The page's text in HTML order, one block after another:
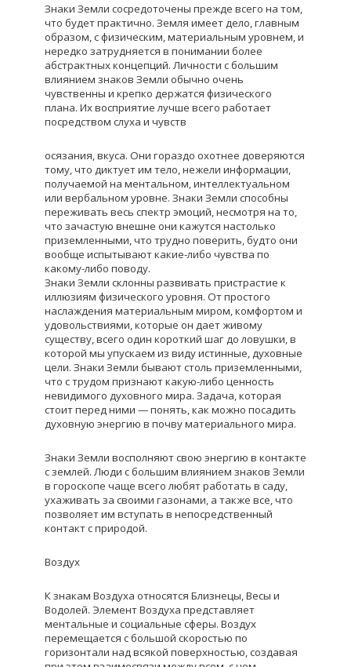
Знаки Земли сосредоточены прежде всего на том,
что будет практично. Земля имеет дело, главным
образом, с физическим, материальным уровнем, и
нередко затрудняется в понимании более
абстрактных концепций. Личности с большим
влиянием знаков Земли обычно очень
чувственны и крепко держатся физического
плана. Их восприятие лучше всего работает
посредством слуха и чувств
осязания, вкуса. Они гораздо охотнее доверяются
тому, что диктует им тело, нежели информации,
получаемой на ментальном, интеллектуальном
или вербальном уровне. Знаки Земли способны
переживать весь спектр эмоций, несмотря на то,
что зачастую внешне они кажутся настолько
приземленными, что трудно поверить, будто они
вообще испытывают какие-либо чувства по
какому-либо поводу.
Знаки Земли склонны развивать пристрастие к
иллюзиям физического уровня. От простого
наслаждения материальным миром, комфортом и
удовольствиями, которые он дает живому
существу, всего один короткий шаг до ловушки, в
которой мы упускаем из виду истинные, духовные
цели. Знаки Земли бывают столь приземленными,
что с трудом признают какую-либо ценность
невидимого духовного мира. Задача, которая
стоит перед ними — понять, как можно посадить
духовную энергию в почву материального мира.
Знаки Земли восполняют свою энергию в контакте
с землей. Люди с большим влиянием знаков Земли
в гороскопе чаще всего любят работать в саду,
ухаживать за своими газонами, а также все, что
позволяет им вступать в непосредственный
контакт с природой.
Воздух
К знакам Воздуха относятся Близнецы, Весы и
Водолей. Элемент Воздуха представляет
ментальные и социальные сферы. Воздух
перемещается с большой скоростью по
горизонтали над всякой поверхностью, создавая